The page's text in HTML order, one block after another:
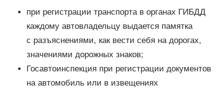
при регистрации транспорта в органах ГИБДД
каждому автовладельцу выдается памятка
с разъяснениями, как вести себя на дорогах,
значениями дорожных знаков;
Госавтоинспекция при регистрации документов
на автомобиль или в извещениях